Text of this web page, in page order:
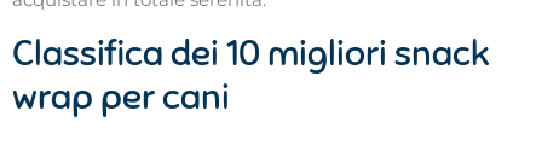
Classifica dei 10 migliori snack
wrap per cani